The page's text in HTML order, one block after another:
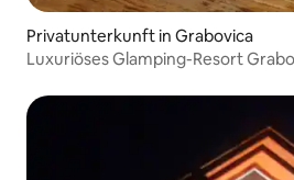
Privatunterkunft in Grabovica
Luxuriöses Glamping-Resort